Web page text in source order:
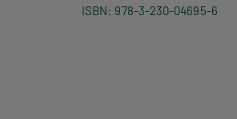
ISBN
978-3-230-04695-6